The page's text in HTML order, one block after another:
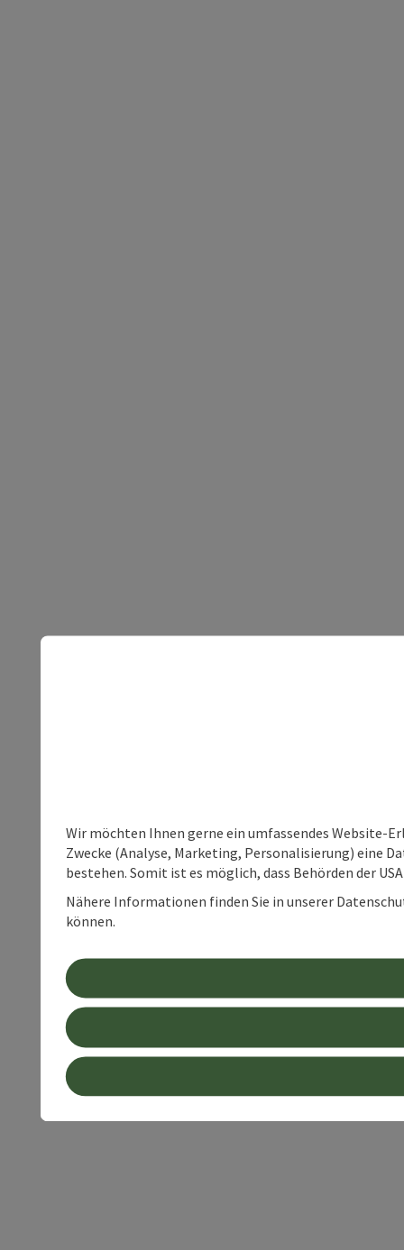
Wir möchten Ihnen gerne ein umfassendes Website-
Zwecke (Analyse, Marketing, Personalisierung) eine
bestehen. Somit ist es möglich, dass Behörden der
Nähere Informationen finden Sie in unserer
können.